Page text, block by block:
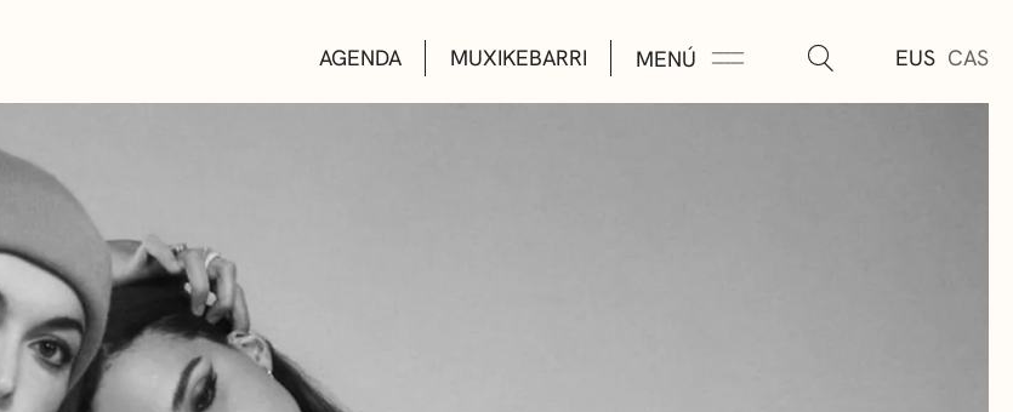
AGENDA MUXIKEBARRI MENÚ EUS CAS
AULAS DE CULTURA
BIBLIOTECAS